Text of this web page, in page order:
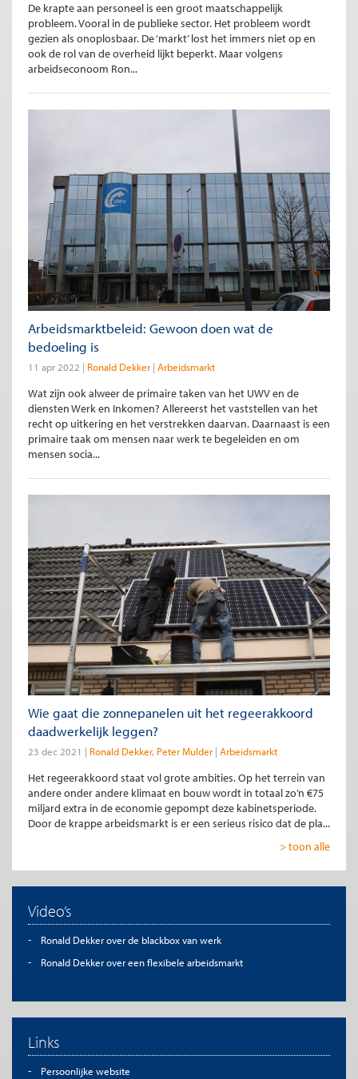
De krapte aan personeel is een groot maatschappelijk
probleem. Vooral in de publieke sector. Het probleem wordt
gezien als onoplosbaar. De ‘markt’ lost het immers niet op en
ook de rol van de overheid lijkt beperkt. Maar volgens
arbeidseconoom Ron...
Arbeidsmarktbeleid: Gewoon doen wat de
bedoeling is
11 apr 2022 Ronald Dekker Arbeidsmarkt
Wat zijn ook alweer de primaire taken van het UWV en de
diensten Werk en Inkomen? Allereerst het vaststellen van het
recht op uitkering en het verstrekken daarvan. Daarnaast is een
primaire taak om mensen naar werk te begeleiden en om
mensen socia...
Wie gaat die zonnepanelen uit het regeerakkoord
daadwerkelijk leggen?
23 dec 2021 Ronald Dekker Peter Mulder Arbeidsmarkt
Het regeerakkoord staat vol grote ambities. Op het terrein van
andere onder andere klimaat en bouw wordt in totaal zo’n €75
miljard extra in de economie gepompt deze kabinetsperiode.
Door de krappe arbeidsmarkt is er een serieus risico dat de pla...
> toon alle
Video’s
Ronald Dekker over de blackbox van werk
Ronald Dekker over een flexibele arbeidsmarkt
Links
Persoonlijke website